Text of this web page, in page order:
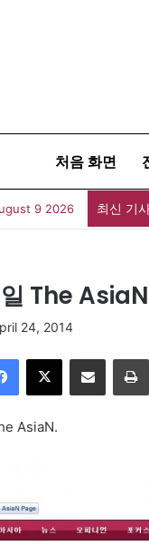
처음 화면
9 2026 최신 기
The AsiaN
24, 2014
이메일
AsiaN.